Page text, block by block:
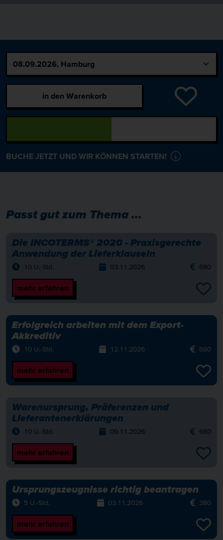
in den Warenkorb
BUCHE JETZT UND WIR KÖNNEN STARTEN!
Passt gut zum Thema ...
Die INCOTERMS® 2020 - Praxisgerechte
Anwendung der Lieferklauseln
10 U.-Std. 03.11.2026 680
mehr erfahren
Erfolgreich arbeiten mit dem Export-
Akkreditiv
10 U.-Std. 12.11.2026 680
mehr erfahren
Warenursprung, Präferenzen und
Lieferantenerklärungen
10 U.-Std. 09.11.2026 680
mehr erfahren
Ursprungszeugnisse richtig beantragen
5 U.-Std. 03.11.2026 380
mehr erfahren